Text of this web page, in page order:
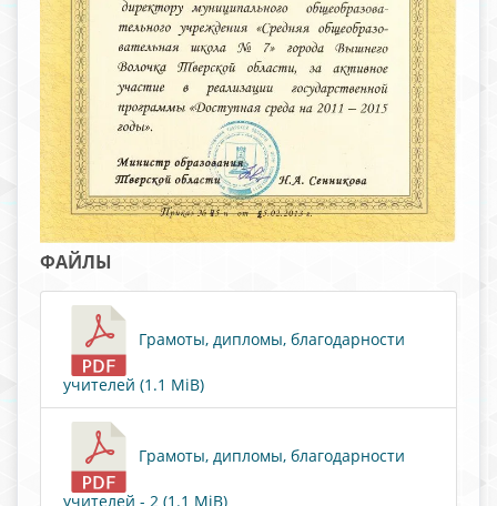
ФАЙЛЫ
Грамоты, дипломы, благодарности
учителей (1.1 MiB)
Грамоты, дипломы, благодарности
учителей - 2 (1.1 MiB)